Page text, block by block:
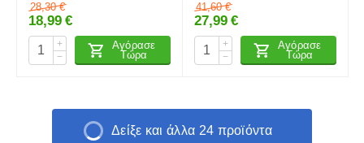
28,30 €
18,99 €
+
−
Αγόρασε
Τώρα
41,60 €
27,99 €
+
−
Αγόρασε
Τώρα
Δείξε και άλλα 24 προϊόντα